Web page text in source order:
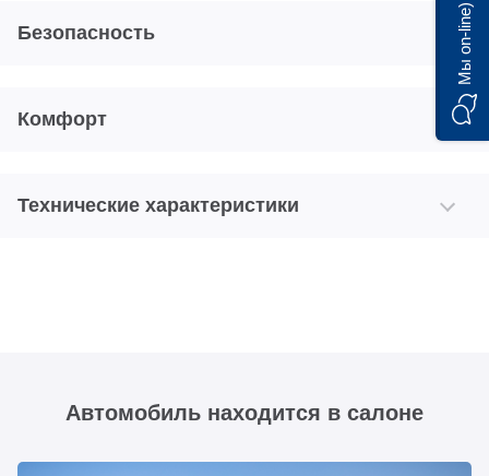
Безопасность
Комфорт
Технические характеристики
Автомобиль находится в салоне
Мы on-line)